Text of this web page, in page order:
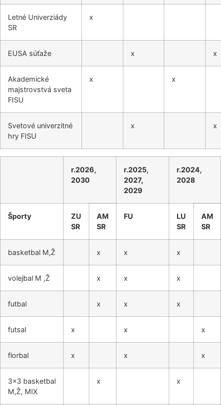
Plávanie
Športová streľba
Športové lezenie
Tanečný šport
Tenis
Volejbal
Letné Univerziády
SR
x
EUSA súťaže x x
Akademické
majstrovstvá sveta
FISU
x x
Svetové univerzitné
hry FISU
x x
r.2026,
2030
r.2025,
2027,
2029
r.2024,
2028
Športy
ZU
SR
AM
SR
FU
LU
SR
AM
SR
basketbal M,Ž x x x
volejbal M ,Ž x x x
futbal x x x
futsal x x x
florbal x x x
3×3 basketbal
M,Ž, MIX
x x